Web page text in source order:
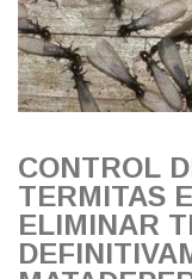
CONTROL
TERMITAS
ELIMINAR